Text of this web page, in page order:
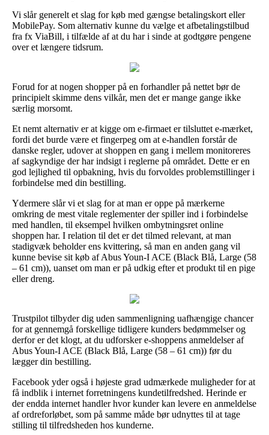
Vi slår generelt et slag for køb med gængse betalingskort eller
MobilePay. Som alternativ kunne du vælge et afbetalingstilbud
fra fx ViaBill, i tilfælde af at du har i sinde at godtgøre pengene
over et længere tidsrum.
Forud for at nogen shopper på en forhandler på nettet bør de
principielt skimme dens vilkår, men det er mange gange ikke
særlig morsomt.
Et nemt alternativ er at kigge om e-firmaet er tilsluttet e-mærket,
fordi det burde være et fingerpeg om at e-handlen forstår de
danske regler, udover at shoppen en gang i mellem monitoreres
af sagkyndige der har indsigt i reglerne på området. Dette er en
god lejlighed til opbakning, hvis du forvoldes problemstillinger i
forbindelse med din bestilling.
Ydermere slår vi et slag for at man er oppe på mærkerne
omkring de mest vitale reglementer der spiller ind i forbindelse
med handlen, til eksempel hvilken ombytningsret online
shoppen har. I relation til det er det tilmed relevant, at man
stadigvæk beholder ens kvittering, så man en anden gang vil
kunne bevise sit køb af Abus Youn-I ACE (Black Blå, Large (58
– 61 cm)), uanset om man er på udkig efter et produkt til en pige
eller dreng.
Trustpilot tilbyder dig uden sammenligning uafhængige chancer
for at gennemgå forskellige tidligere kunders bedømmelser og
derfor er det klogt, at du udforsker e-shoppens anmeldelser af
Abus Youn-I ACE (Black Blå, Large (58 – 61 cm)) før du
lægger din bestilling.
Facebook yder også i højeste grad udmærkede muligheder for at
få indblik i internet forretningens kundetilfredshed. Herinde er
der endda internet handler hvor kunder kan levere en anmeldelse
af ordreforløbet, som på samme måde bør udnyttes til at tage
stilling til tilfredsheden hos kunderne.